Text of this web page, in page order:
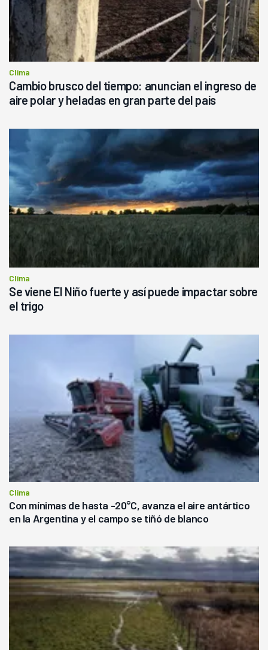
Clima
Cambio brusco del tiempo: anuncian el ingreso de
aire polar y heladas en gran parte del país
Clima
Se viene El Niño fuerte y así puede impactar sobre
el trigo
Clima
Con mínimas de hasta -20°C, avanza el aire antártico
en la Argentina y el campo se tiñó de blanco